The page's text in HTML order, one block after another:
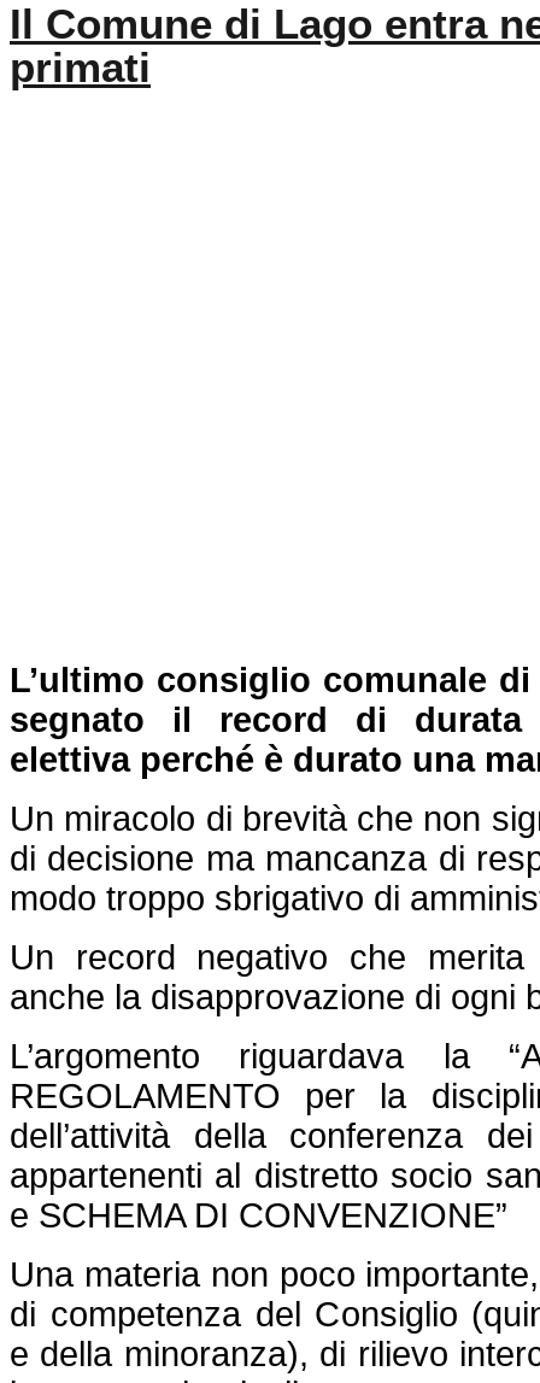
Il Comune di Lago entra
primati
L’ultimo consiglio comunale di
segnato il record di durata
elettiva perché è durato una
Un miracolo di brevità che non
di decisione ma mancanza di
modo troppo sbrigativo di
Un record negativo che
anche la disapprovazione di ogni
L’argomento riguardava la
REGOLAMENTO per la
dell’attività della conferenza
appartenenti al distretto socio
e SCHEMA DI CONVENZIONE”
Una materia non poco
di competenza del Consiglio
e della minoranza), di rilievo